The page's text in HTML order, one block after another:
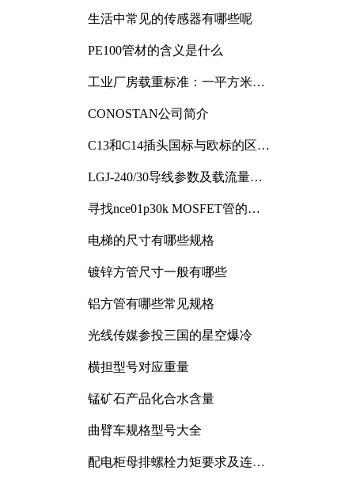
生活中常见的传感器有哪些呢
PE100管材的含义是什么
工业厂房载重标准：一平方米能
CONOSTAN公司简介
C13和C14插头国标与欧标的区别
LGJ-240/30导线参数及载流量解
寻找nce01p30k MOSFET管的合
电梯的尺寸有哪些规格
镀锌方管尺寸一般有哪些
铝方管有哪些常见规格
光线传媒参投三国的星空爆冷
横担型号对应重量
锰矿石产品化合水含量
曲臂车规格型号大全
配电柜母排螺栓力矩要求及连接